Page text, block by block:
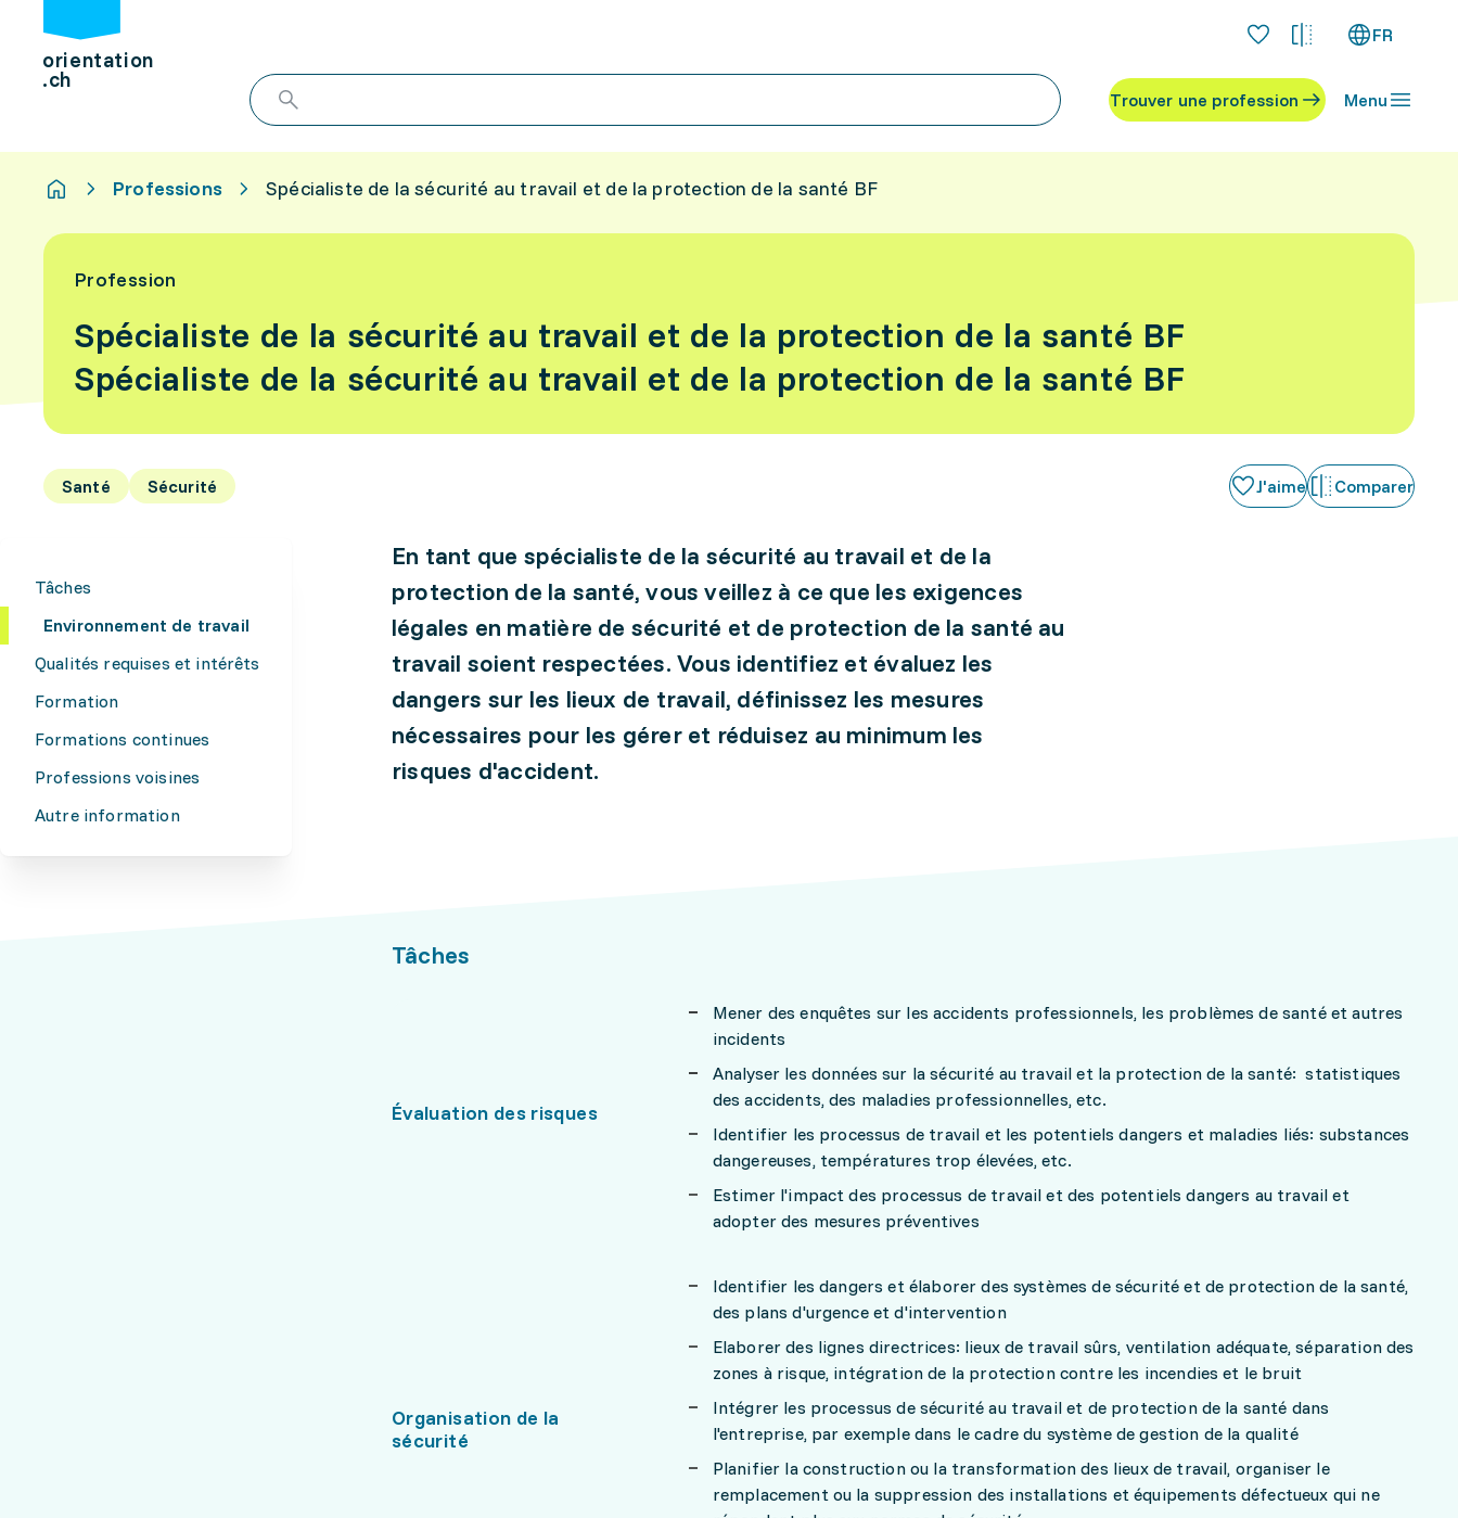
orientation
.ch
FR
Trouver une profession Menu
Professions Spécialiste de la sécurité au travail et de la protection de la santé BF
Profession
Spécialiste de la sécurité au travail et de la protection de la santé BF
Spécialiste de la sécurité au travail et de la protection de la santé BF
Santé Sécurité J'aime Comparer
Tâches
Environnement de travail
Qualités requises et intérêts
Formation
Formations continues
Professions voisines
Autre information
En tant que spécialiste de la sécurité au travail et de la
protection de la santé, vous veillez à ce que les exigences
légales en matière de sécurité et de protection de la santé au
travail soient respectées. Vous identifiez et évaluez les
dangers sur les lieux de travail, définissez les mesures
nécessaires pour les gérer et réduisez au minimum les
risques d'accident.
Tâches
Évaluation des risques
Mener des enquêtes sur les accidents professionnels, les problèmes de santé et autres
incidents
Analyser les données sur la sécurité au travail et la protection de la santé: statistiques
des accidents, des maladies professionnelles, etc.
Identifier les processus de travail et les potentiels dangers et maladies liés: substances
dangereuses, températures trop élevées, etc.
Estimer l'impact des processus de travail et des potentiels dangers au travail et
adopter des mesures préventives
Organisation de la
sécurité
Identifier les dangers et élaborer des systèmes de sécurité et de protection de la santé,
des plans d'urgence et d'intervention
Elaborer des lignes directrices: lieux de travail sûrs, ventilation adéquate, séparation des
zones à risque, intégration de la protection contre les incendies et le bruit
Intégrer les processus de sécurité au travail et de protection de la santé dans
l'entreprise, par exemple dans le cadre du système de gestion de la qualité
Planifier la construction ou la transformation des lieux de travail, organiser le
remplacement ou la suppression des installations et équipements défectueux qui ne